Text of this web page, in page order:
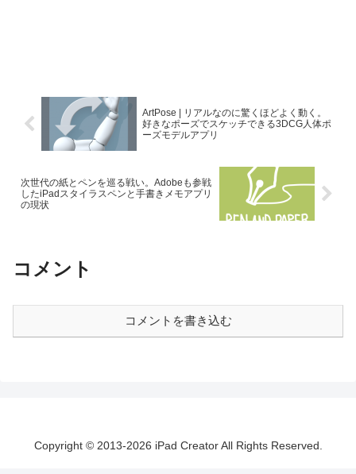
ArtPose | リアルなのに驚くほどよく動く。
好きなポーズでスケッチできる3DCG人体ポ
ーズモデルアプリ
次世代の紙とペンを巡る戦い。Adobeも参戦
したiPadスタイラスペンと手書きメモアプリ
の現状
コメント
コメントを書き込む
Copyright © 2013-2026 iPad Creator All Rights Reserved.